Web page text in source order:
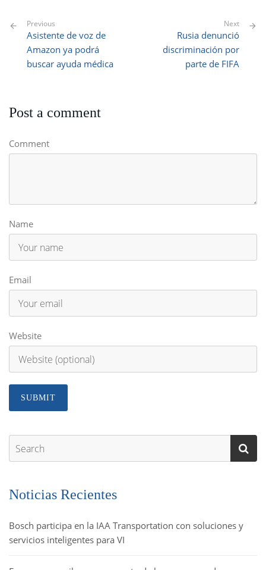
Previous
Asistente de voz de
Amazon ya podrá
buscar ayuda médica
Next
Rusia denunció
discriminación por
parte de FIFA
Post a comment
Comment
Name
Email
Website
Noticias Recientes
Bosch participa en la IAA Transportation con soluciones y
servicios inteligentes para VI